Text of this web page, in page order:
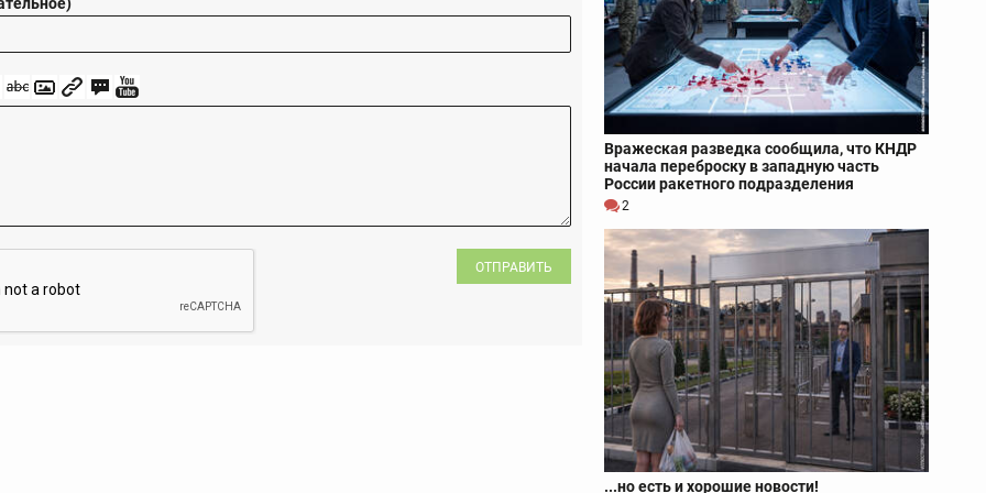
ОТПРАВИТЬ
Вражеская разведка сообщила, что КНДР
начала переброску в западную часть
России ракетного подразделения
2
...но есть и хорошие новости!